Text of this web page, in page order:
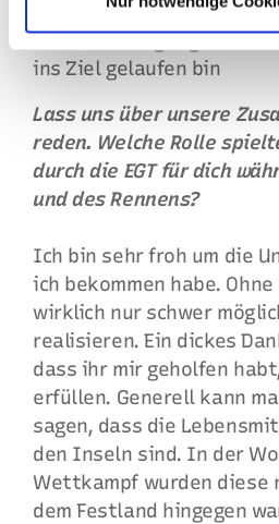
Ende des Rennens, als ich
Sonnenuntergang unter
ins Ziel gelaufen bin
Lass uns über unsere
reden. Welche Rolle
durch die EGT für dich
und des Rennens?
Ich bin sehr froh um die
ich bekommen habe.
wirklich nur schwer
realisieren. Ein dickes
dass ihr mir geholfen
erfüllen. Generell kann
sagen, dass die
den Inseln sind. In der
Wettkampf wurden diese
dem Festland hingegen